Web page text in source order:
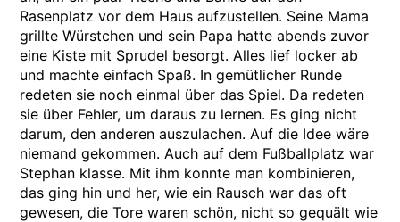
Rasenplatz vor dem Haus aufzustellen. Seine Mama
grillte Würstchen und sein Papa hatte abends zuvor
eine Kiste mit Sprudel besorgt. Alles lief locker ab
und machte einfach Spaß. In gemütlicher Runde
redeten sie noch einmal über das Spiel. Da redeten
sie über Fehler, um daraus zu lernen. Es ging nicht
darum, den anderen auszulachen. Auf die Idee wäre
niemand gekommen. Auch auf dem Fußballplatz war
Stephan klasse. Mit ihm konnte man kombinieren,
das ging hin und her, wie ein Rausch war das oft
gewesen, die Tore waren schön, nicht so gequält wie